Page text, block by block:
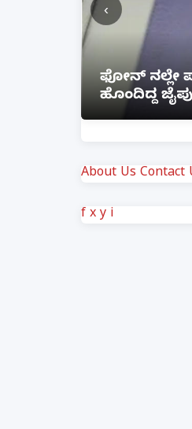
ಲಕ್ನೋ
ಗಾಯ
‹
About Us Contact
f x y i